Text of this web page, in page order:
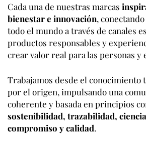
Cada una de nuestras marcas
bienestar e innovación,
todo el mundo a través de canales
productos responsables y
crear valor real para las personas y
Trabajamos desde el conocimiento
por el origen, impulsando una
coherente y basada en principios
sostenibilidad, trazabilidad,
compromiso y calidad.